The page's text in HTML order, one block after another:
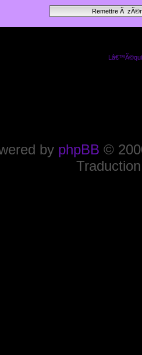
by phpBB ©